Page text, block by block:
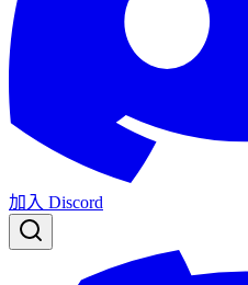
加入 Discord